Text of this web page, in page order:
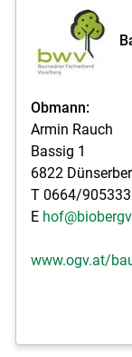
Obmann:
Armin Rauch
Bassig 1
6822
T 0664/
E
www.ogv.at/